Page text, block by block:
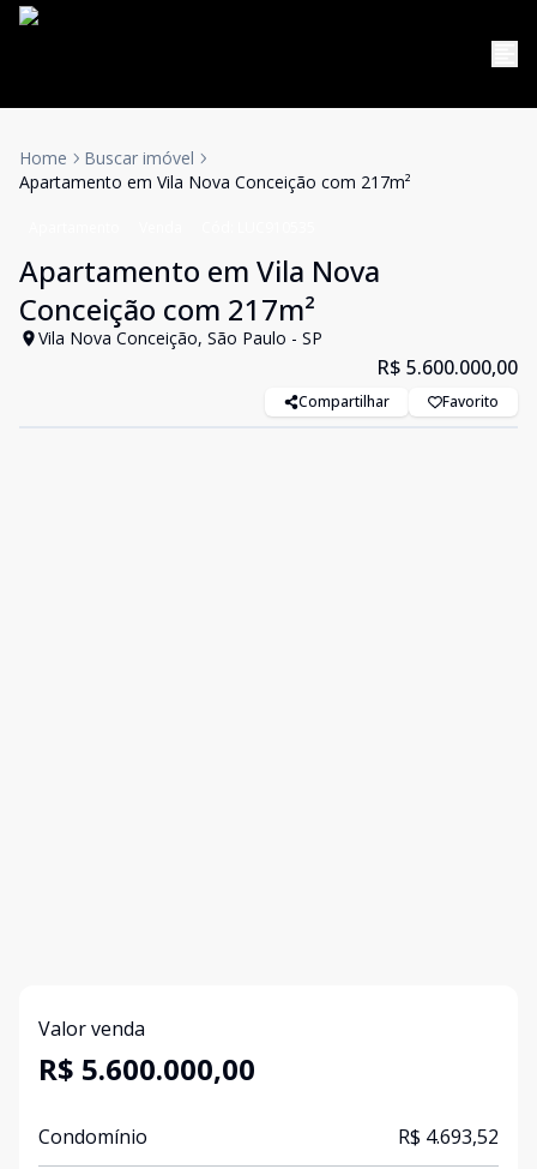
Home
Buscar imóvel
Apartamento em Vila Nova Conceição com 217m²
Apartamento em Vila Nova
Conceição com 217m²
Vila Nova Conceição, São Paulo - SP
R$ 5.600.000,00
Compartilhar Favorito
Valor venda
R$ 5.600.000,00
Condomínio R$ 4.693,52